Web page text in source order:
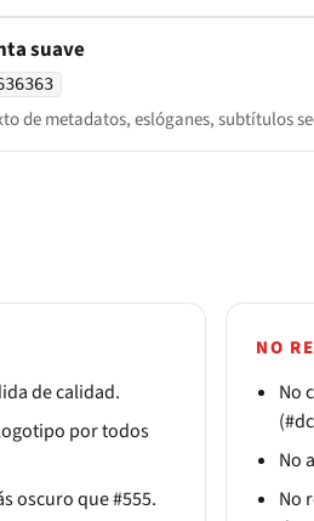
suave
de metadatos, eslóganes, subtítulos
de calidad.
por todos
oscuro que #555.
NO
No
No
No